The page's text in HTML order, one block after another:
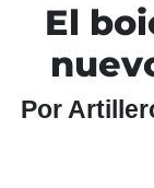
El
Por